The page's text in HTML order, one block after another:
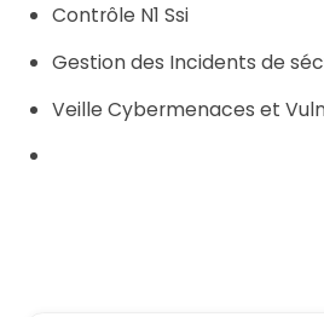
Contrôle N1 Ssi
Gestion des Incidents de
Veille Cybermenaces et